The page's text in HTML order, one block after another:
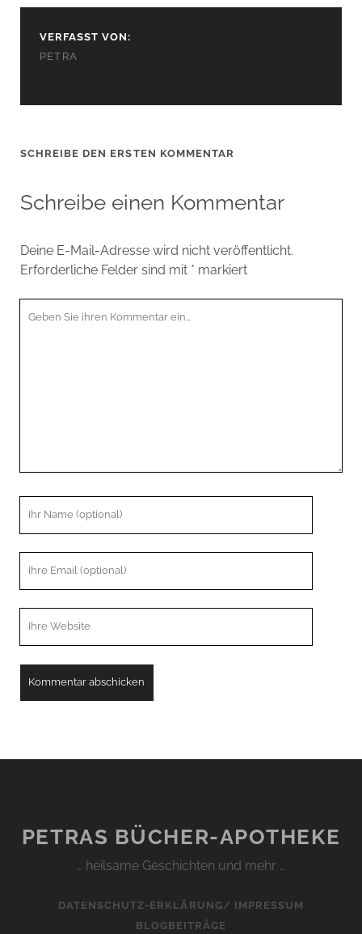
VERFASST VON:
PETRA
SCHREIBE DEN ERSTEN KOMMENTAR
Schreibe einen Kommentar
Deine E-Mail-Adresse wird nicht veröffentlicht.
Erforderliche Felder sind mit * markiert
PETRAS BÜCHER-APOTHEKE
… heilsame Geschichten und mehr …
DATENSCHUTZ-ERKLÄRUNG/ IMPRESSUM
BLOGBEITRÄGE